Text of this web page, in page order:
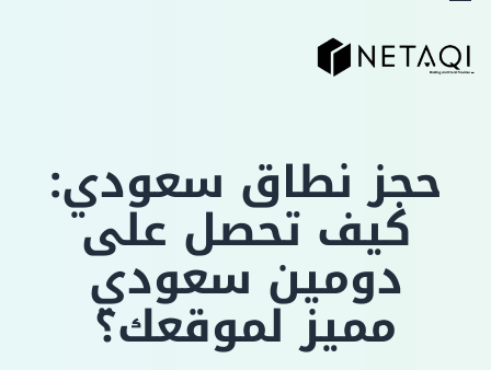
حجز نطاق سعودي:
كيف تحصل على
دومين سعودي
مميز لموقعك؟